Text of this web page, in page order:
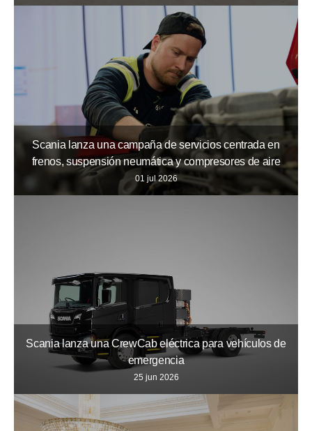
Scania lanza una campaña de servicios centrada en
frenos, suspensión neumática y compresores de aire
01 jul 2026
Scania lanza una CrewCab eléctrica para vehículos de
emergencia
25 jun 2026